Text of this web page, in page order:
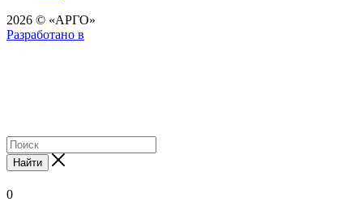
2026 © «АРГО»
Разработано в
Найти
0